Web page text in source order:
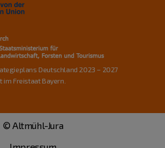
Deutschland 2023 – 2027
im Freistaat Bayern.
© Altmühl-Jura